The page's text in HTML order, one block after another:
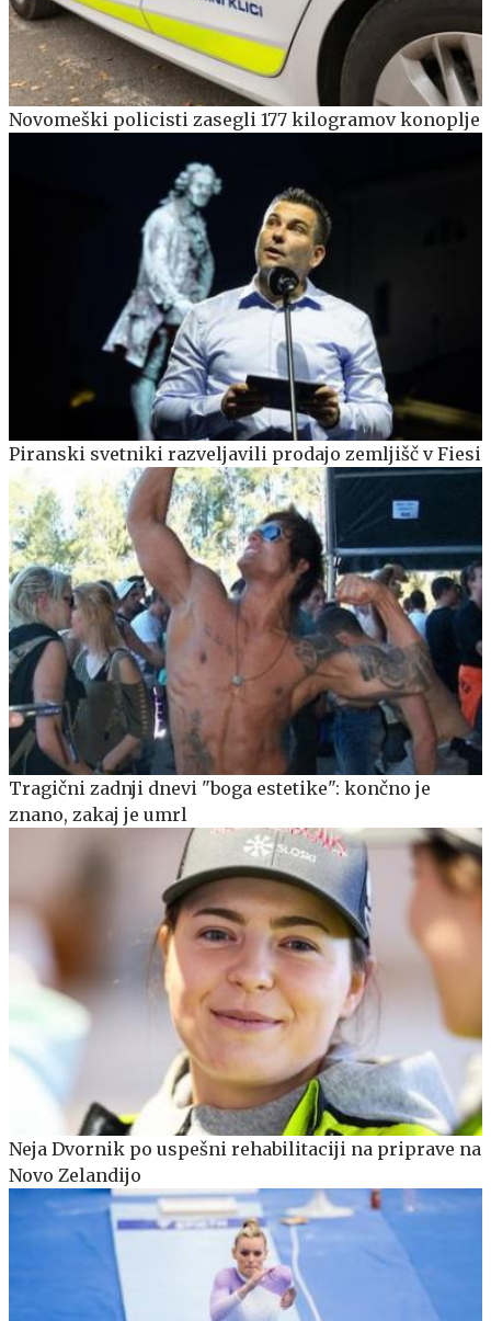
Novomeški policisti zasegli 177 kilogramov konoplje
Piranski svetniki razveljavili prodajo zemljišč v Fiesi
Tragični zadnji dnevi "boga estetike": končno je
znano, zakaj je umrl
Neja Dvornik po uspešni rehabilitaciji na priprave na
Novo Zelandijo